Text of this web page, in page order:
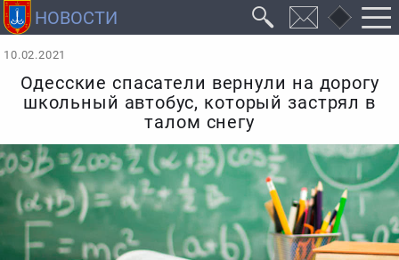
10.02.2021
Одесские спасатели вернули на дорогу
школьный автобус, который застрял в
талом снегу